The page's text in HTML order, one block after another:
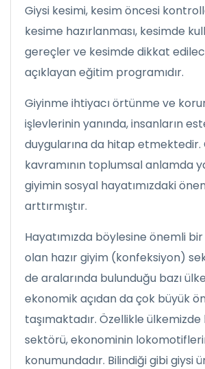
Giysi kesimi, kesim öncesi
kesime hazırlanması, kesimde
gereçler ve kesimde dikkat
açıklayan eğitim programıdır.
Giyinme ihtiyacı örtünme ve
işlevlerinin yanında, insanların
duygularına da hitap etmektedir.
kavramının toplumsal anlamda
giyimin sosyal hayatımızdaki
arttırmıştır.
Hayatımızda böylesine önemli
olan hazır giyim (konfeksiyon)
de aralarında bulunduğu bazı
ekonomik açıdan da çok büyük
taşımaktadır. Özellikle
sektörü, ekonominin
konumundadır. Bilindiği gibi giysi